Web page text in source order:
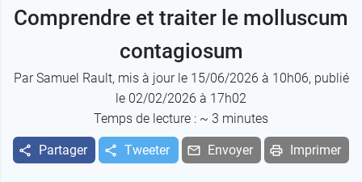
Comprendre et traiter le molluscum
contagiosum
ParSamuel Rault, mis à jour le 15/06/2026 à 10h06, publié
le 02/02/2026 à 17h02
Temps de lecture : ~ 3 minutes
Partager Tweeter Envoyer Imprimer